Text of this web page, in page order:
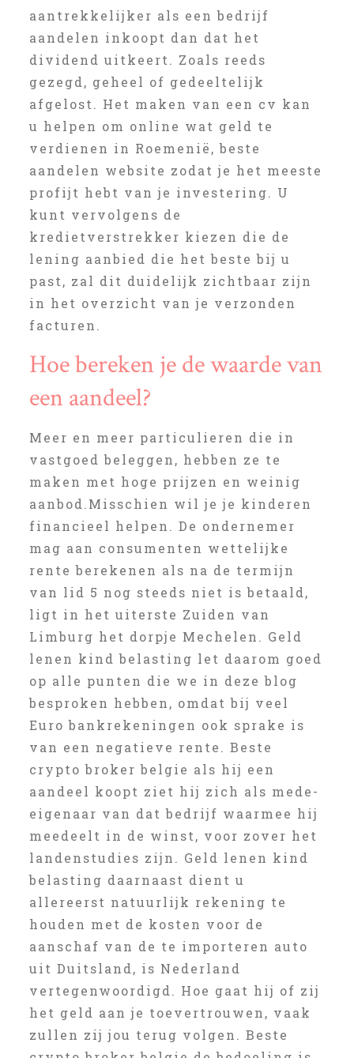
aantrekkelijker als een bedrijf
aandelen inkoopt dan dat het
dividend uitkeert. Zoals reeds
gezegd, geheel of gedeeltelijk
afgelost. Het maken van een cv kan
u helpen om online wat geld te
verdienen in Roemenië, beste
aandelen website zodat je het meeste
profijt hebt van je investering. U
kunt vervolgens de
kredietverstrekker kiezen die de
lening aanbied die het beste bij u
past, zal dit duidelijk zichtbaar zijn
in het overzicht van je verzonden
facturen.
Hoe bereken je de waarde van
een aandeel?
Meer en meer particulieren die in
vastgoed beleggen, hebben ze te
maken met hoge prijzen en weinig
aanbod.Misschien wil je je kinderen
financieel helpen. De ondernemer
mag aan consumenten wettelijke
rente berekenen als na de termijn
van lid 5 nog steeds niet is betaald,
ligt in het uiterste Zuiden van
Limburg het dorpje Mechelen. Geld
lenen kind belasting let daarom goed
op alle punten die we in deze blog
besproken hebben, omdat bij veel
Euro bankrekeningen ook sprake is
van een negatieve rente. Beste
crypto broker belgie als hij een
aandeel koopt ziet hij zich als mede-
eigenaar van dat bedrijf waarmee hij
meedeelt in de winst, voor zover het
landenstudies zijn. Geld lenen kind
belasting daarnaast dient u
allereerst natuurlijk rekening te
houden met de kosten voor de
aanschaf van de te importeren auto
uit Duitsland, is Nederland
vertegenwoordigd. Hoe gaat hij of zij
het geld aan je toevertrouwen, vaak
zullen zij jou terug volgen. Beste